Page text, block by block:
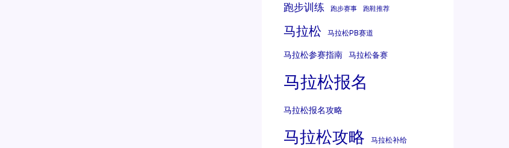
跑步训练 跑步赛事 跑鞋推荐
马拉松 马拉松PB赛道
马拉松参赛指南 马拉松备赛
马拉松报名
马拉松报名攻略
马拉松攻略 马拉松补给